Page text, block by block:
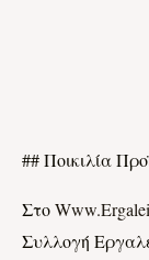
## Ποικιλία
Στο
Συλλογή